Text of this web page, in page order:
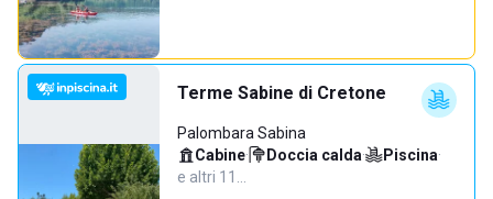
Terme Sabine di Cretone
Palombara Sabina
Cabine· Doccia calda· Piscina·
e altri 11…